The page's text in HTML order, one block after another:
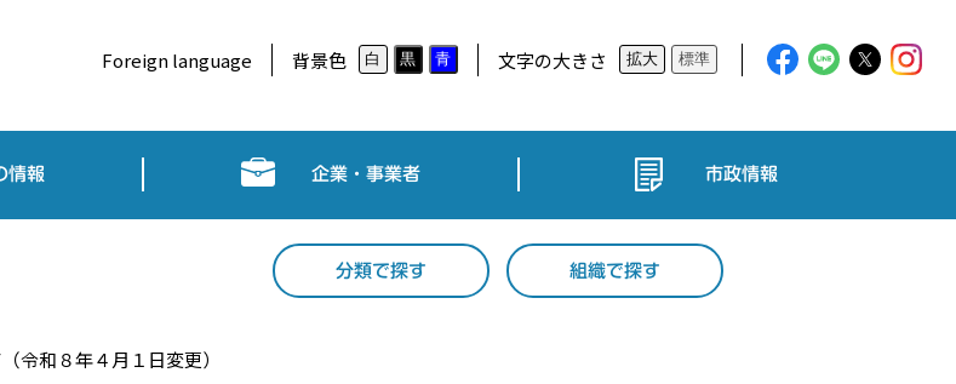
Foreign language 背景色 白 黒 青 文字の大きさ 拡大 標準
情報 企業・事業者 市政情報
分類で探す 組織で探す
令和８年４月１日変更）